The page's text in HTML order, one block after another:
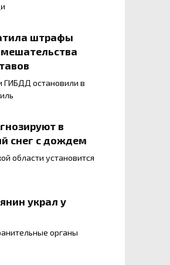
штрафы
ГИБДД остановили в
в
снег с дождем
области установится
украл у
органы